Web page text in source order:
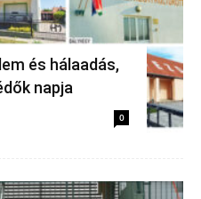
és hálaadás,
napja
0